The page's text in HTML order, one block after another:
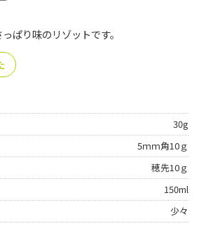
ぱり味のリゾットです。
30g
5ｍｍ角10ｇ
穂先10ｇ
150ml
少々